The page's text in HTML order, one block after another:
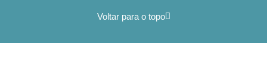
Voltar para o topo